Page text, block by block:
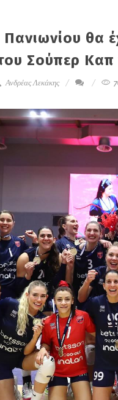
Πανιωνίου
Σούπερ Καπ
Ανδρέας Λεκάκης